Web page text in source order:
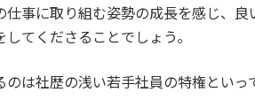
仕事に取り組む姿勢の成長を感じ、
てくださることでしょう。
のは社歴の浅い若手社員の特権といっ